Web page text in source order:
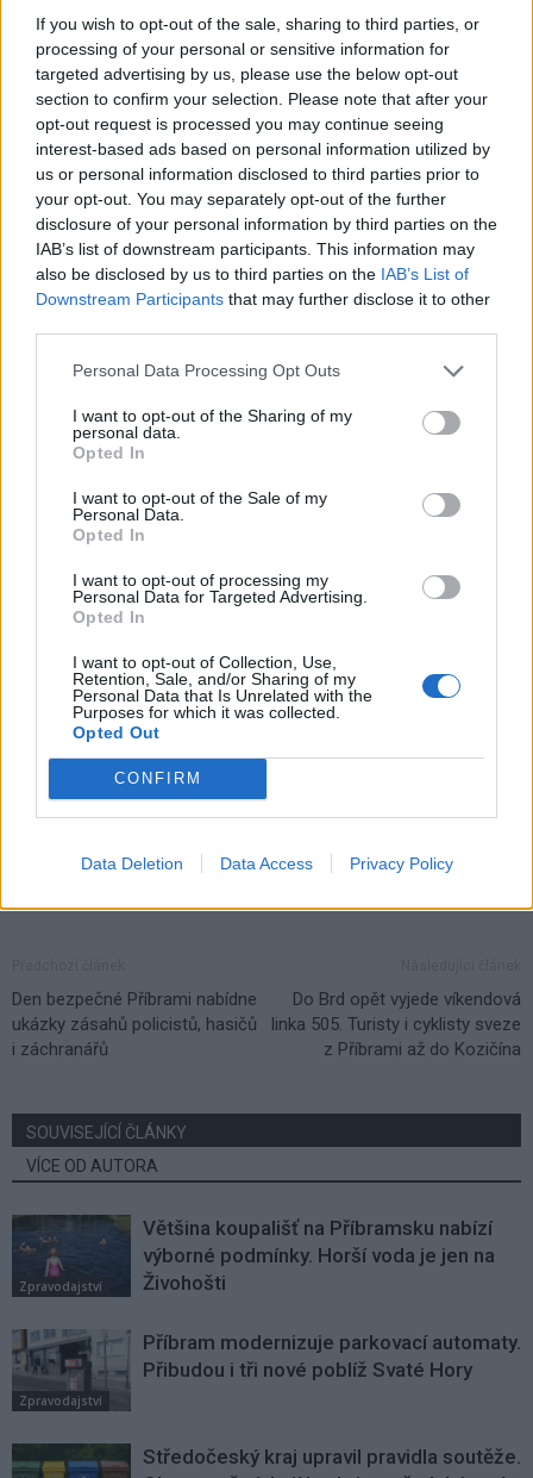
If you wish to opt-out of the sale, sharing to third parties, or
processing of your personal or sensitive information for
targeted advertising by us, please use the below opt-out
section to confirm your selection. Please note that after your
opt-out request is processed you may continue seeing
interest-based ads based on personal information utilized by
us or personal information disclosed to third parties prior to
your opt-out. You may separately opt-out of the further
disclosure of your personal information by third parties on the
IAB’s list of downstream participants. This information may
also be disclosed by us to third parties on the IAB’s List of
Downstream Participants that may further disclose it to other
Personal Data Processing Opt Outs
I want to opt-out of the Sharing of my
personal data.
Opted In
I want to opt-out of the Sale of my
Personal Data.
Opted In
I want to opt-out of processing my
Personal Data for Targeted Advertising.
Opted In
I want to opt-out of Collection, Use,
Retention, Sale, and/or Sharing of my
Personal Data that Is Unrelated with the
Purposes for which it was collected.
Opted Out
CONFIRM
Data Deletion Data Access Privacy Policy
zaměstnávání odsouzených, ale také při budování vztahů
s veřejností a prezentaci práce vězeňské služby.
Foto: Věznice Příbram
Komentáře
Den dětí Pacov spolupráce
Věznice Příbram
zotavovna
Den bezpečné Příbrami nabídne
ukázky zásahů policistů, hasičů
i záchranářů
Do Brd opět vyjede víkendová
linka 505. Turisty i cyklisty sveze
z Příbrami až do Kozičína
SOUVISEJÍCÍ ČLÁNKY
VÍCE OD AUTORA
Zpravodajství
Většina koupališť na Příbramsku nabízí
výborné podmínky. Horší voda je jen na
Živohošti
Zpravodajství
Příbram modernizuje parkovací automaty.
Přibudou i tři nové poblíž Svaté Hory
Středočeský kraj upravil pravidla soutěže.